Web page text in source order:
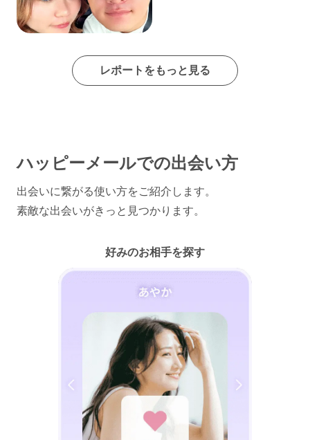
レポートをもっと見る
ハッピーメールでの出会い方
出会いに繋がる使い方をご紹介します。
素敵な出会いがきっと見つかります。
好みのお相手を探す